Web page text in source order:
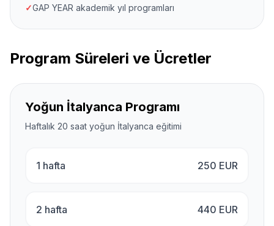
✓GAP YEAR akademik yıl programları
Program Süreleri ve Ücretler
Yoğun İtalyanca Programı
Haftalık 20 saat yoğun İtalyanca eğitimi
1 hafta 250 EUR
2 hafta 440 EUR